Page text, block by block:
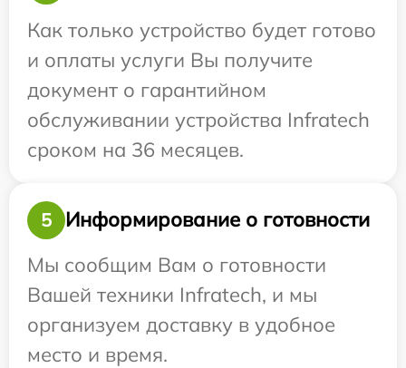
Как только устройство будет готово
и оплаты услуги Вы получите
документ о гарантийном
обслуживании устройства Infratech
сроком на 36 месяцев.
5
Информирование о готовности
Мы сообщим Вам о готовности
Вашей техники Infratech, и мы
организуем доставку в удобное
место и время.